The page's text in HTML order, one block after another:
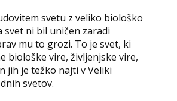
svetu z veliko biološko
svet ni bil uničen zaradi
mu to grozi. To je svet, ki
biološke vire, življenjske vire,
jih je težko najti v Veliki
svetov.